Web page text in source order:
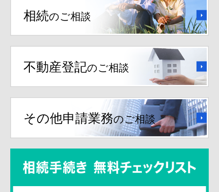
相続のご相談
不動産登記のご相談
その他申請業務のご相談